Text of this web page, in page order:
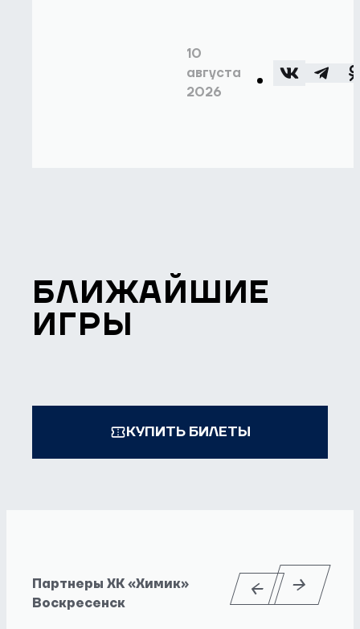
10
августа
2026
БЛИЖАЙШИЕ
ИГРЫ
КУПИТЬ БИЛЕТЫ
Партнеры ХК «Химик»
Воскресенск